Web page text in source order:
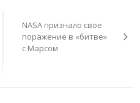
NASA признало свое
поражение в «битве»
с Марсом